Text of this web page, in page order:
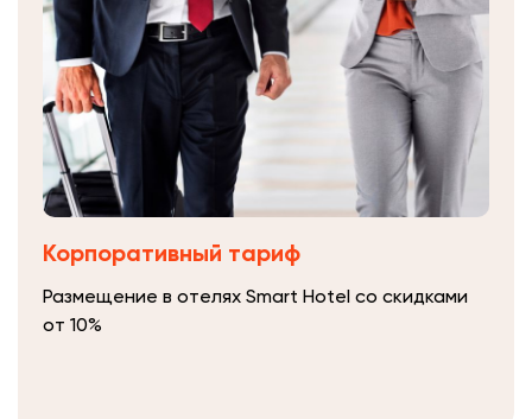
Корпоративный тариф
Размещение в отелях Smart Hotel со скидками
от 10%